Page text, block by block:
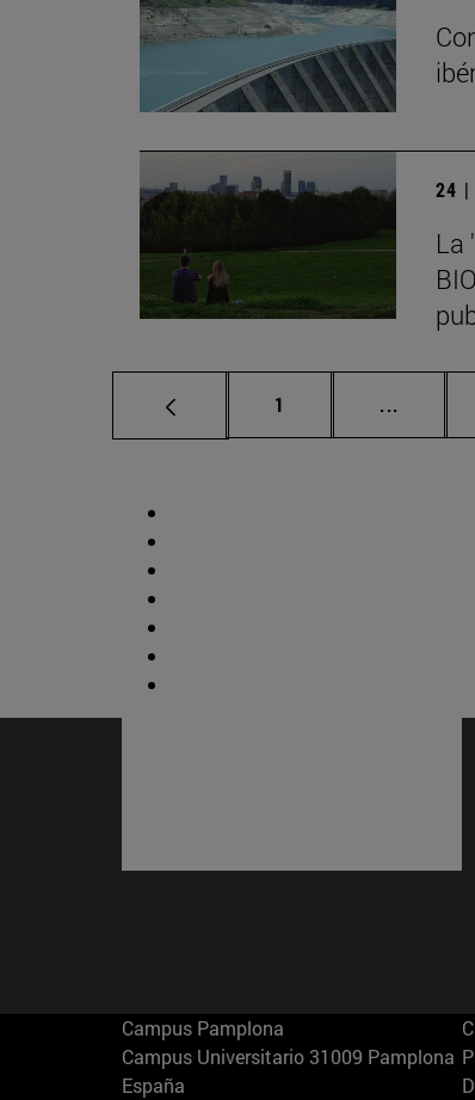
24 |
La
Página
1 ...
Campus Pamplona
Campus Universitario 31009 Pamplona
España